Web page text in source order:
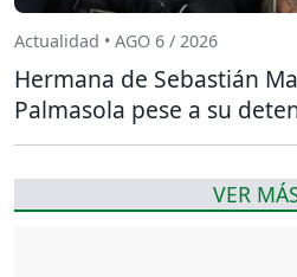
Actualidad • AGO 6 / 2026
Hermana de Sebastián
Palmasola pese a su
VER